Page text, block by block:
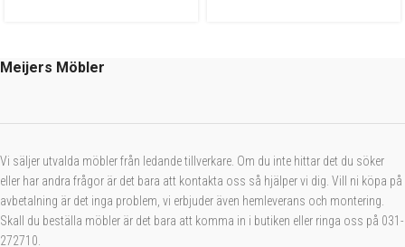
Meijers Möbler
Vi säljer utvalda möbler från ledande tillverkare. Om du inte hittar det du söker
eller har andra frågor är det bara att kontakta oss så hjälper vi dig. Vill ni köpa på
avbetalning är det inga problem, vi erbjuder även hemleverans och montering.
Skall du beställa möbler är det bara att komma in i butiken eller ringa oss på 031-
272710.